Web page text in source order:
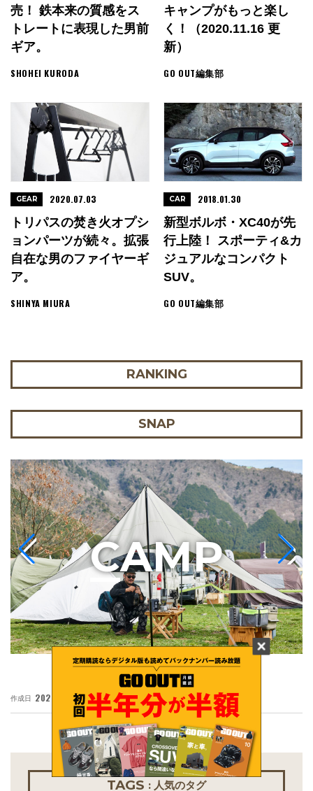
売！ 鉄本来の質感をス
トレートに表現した男前
ギア。
SHOHEI KURODA
キャンプがもっと楽し
く！（2020.11.16 更
新）
GO OUT編集部
トリパスの焚き火オプシ
ョンパーツが続々。拡張
自在な男のファイヤーギ
ア。
SHINYA MIURA
GEAR 2020.07.03
新型ボルボ・XC40が先
行上陸！ スポーティ&カ
ジュアルなコンパクト
SUV。
GO OUT編集部
CAR 2018.01.30
RANKING
SNAP
CAMP STYLE SELECTION
作成日 2026.05.01 更新日 2026.05.01
CAMP
TAGS : 人気のタグ